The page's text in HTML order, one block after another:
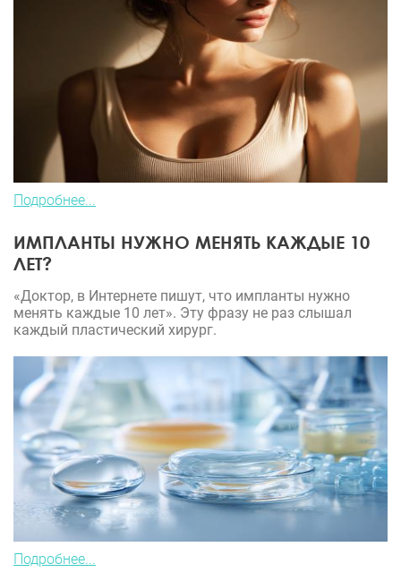
Подробнее...
ИМПЛАНТЫ НУЖНО МЕНЯТЬ КАЖДЫЕ 10
ЛЕТ?
«Доктор, в Интернете пишут, что импланты нужно
менять каждые 10 лет». Эту фразу не раз слышал
каждый пластический хирург.
Подробнее...